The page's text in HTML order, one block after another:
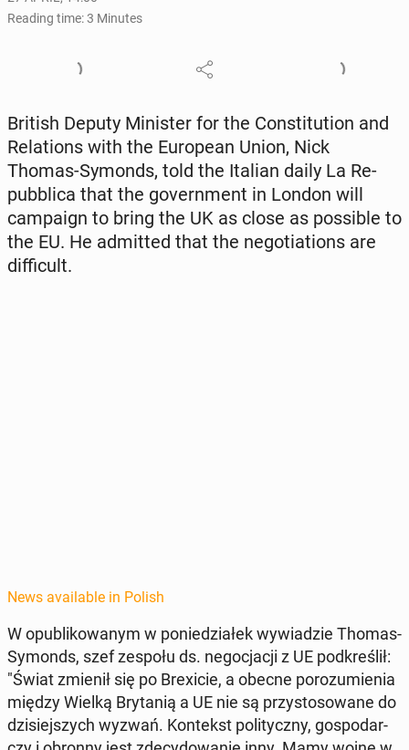
Reading time: 3 Minutes
British Deputy Min­is­ter for the Con­sti­tu­tion and
Re­la­tions with the Eu­ro­pean Union, Nick
Thomas-Symonds, told the Italian daily La Re­
pub­bli­ca that the gov­ern­ment in London will
cam­paign to bring the UK as close as pos­si­ble to
the EU. He ad­mit­ted that the ne­go­ti­a­tions are
dif­fi­cult.
News available in Polish
W op­ub­likowanym w poniedzi­ałek wywiadzie Thomas-
Symonds, szef zespołu ds. ne­goc­jacji z UE pod­kreślił:
"Świat zmienił się po Brex­i­cie, a obecne porozu­mienia
między Wielką Bry­tanią a UE nie są przys­tosowane do
dzisiejszych wyzwań. Kon­tekst poli­ty­czny, gospo­dar­